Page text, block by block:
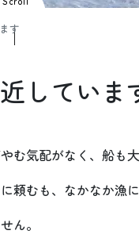
す
していま
む気配がなく、船も
頼むも、なかなか漁
ん。